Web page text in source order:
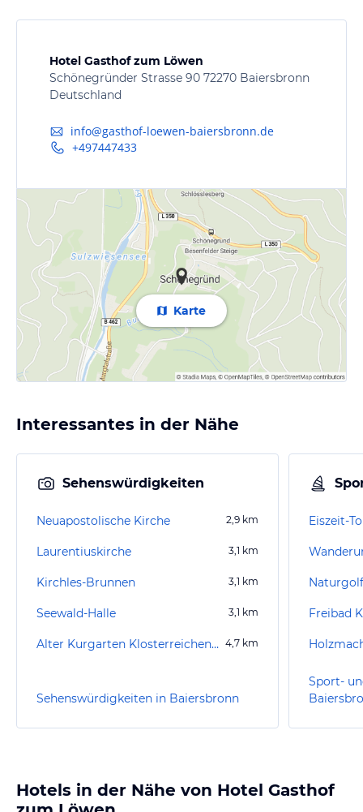
Hotel Gasthof zum Löwen
Schönegründer Strasse 90 72270 Baiersbronn
Deutschland
info@gasthof-loewen-baiersbronn.de
+497447433
Karte
Interessantes in der Nähe
Sehenswürdigkeiten
Neuapostolische Kirche 2,9 km
Laurentiuskirche 3,1 km
Kirchles-Brunnen 3,1 km
Seewald-Halle 3,1 km
Alter Kurgarten Klosterreichenbach 4,7 km
Sehenswürdigkeiten in Baiersbronn
Eiszeit-
Freibad
Sport-
Hotels in der Nähe von Hotel Gasthof